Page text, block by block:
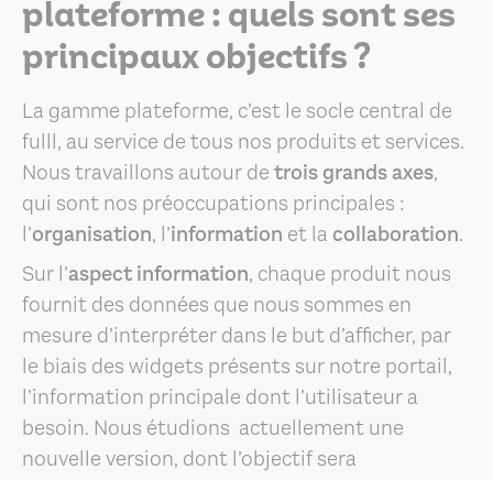
plateforme : quels sont ses
principaux objectifs ?
La gamme plateforme, c’est le socle central de
fulll, au service de tous nos produits et services.
Nous travaillons autour detrois grands axes,
qui sont nos préoccupations principales :
l’organisation, l’information et la collaboration.
Sur l’aspect information, chaque produit nous
fournit des données que nous sommes en
mesure d’interpréter dans le but d’afficher, par
le biais des widgets présents sur notre portail,
l’information principale dont l’utilisateur a
besoin. Nous étudions actuellement une
nouvelle version, dont l’objectif sera